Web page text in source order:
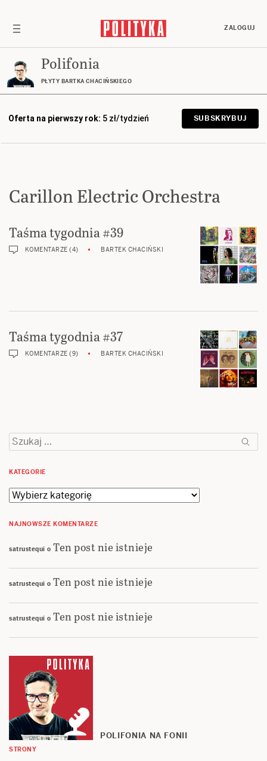
ZALOGUJ
Polifonia
PŁYTY BARTKA CHACIŃSKIEGO
Oferta na pierwszy rok: 5 zł/tydzień SUBSKRYBUJ
Carillon Electric Orchestra
Taśma tygodnia #39
KOMENTARZE (4) BARTEK CHACIŃSKI
Taśma tygodnia #37
KOMENTARZE (9) BARTEK CHACIŃSKI
Szukaj:
KATEGORIE
Kategorie
NAJNOWSZE KOMENTARZE
satrustequi o Ten post nie istnieje
satrustequi o Ten post nie istnieje
satrustequi o Ten post nie istnieje
POLIFONIA NA FONII
STRONY